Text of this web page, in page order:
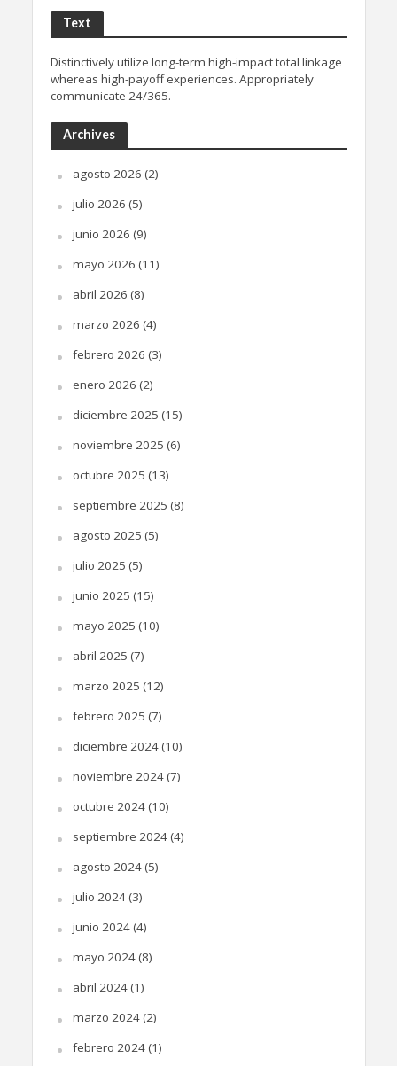
Text
Distinctively utilize long-term high-impact total linkage
whereas high-payoff experiences. Appropriately
communicate 24/365.
Archives
agosto 2026 (2)
julio 2026 (5)
junio 2026 (9)
mayo 2026 (11)
abril 2026 (8)
marzo 2026 (4)
febrero 2026 (3)
enero 2026 (2)
diciembre 2025 (15)
noviembre 2025 (6)
octubre 2025 (13)
septiembre 2025 (8)
agosto 2025 (5)
julio 2025 (5)
junio 2025 (15)
mayo 2025 (10)
abril 2025 (7)
marzo 2025 (12)
febrero 2025 (7)
diciembre 2024(10)
noviembre 2024(7)
octubre 2024(10)
septiembre 2024(4)
agosto 2024(5)
julio 2024(3)
junio 2024(4)
mayo 2024(8)
abril 2024(1)
marzo 2024(2)
febrero 2024(1)